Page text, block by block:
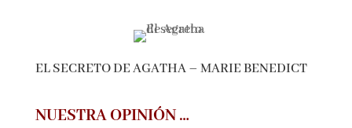
EL SECRETO DE AGATHA – MARIE BENEDICT
NUESTRA OPINIÓN …
Únete a nuestra comunidad de amantes de la